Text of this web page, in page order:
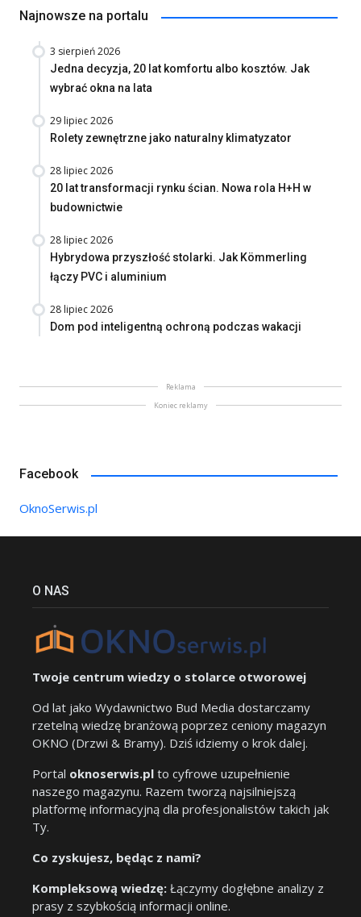
Najnowsze na portalu
3 sierpień 2026
Jedna decyzja, 20 lat komfortu albo kosztów. Jak
wybrać okna na lata
29 lipiec 2026
Rolety zewnętrzne jako naturalny klimatyzator
28 lipiec 2026
20 lat transformacji rynku ścian. Nowa rola H+H w
budownictwie
28 lipiec 2026
Hybrydowa przyszłość stolarki. Jak Kömmerling
łączy PVC i aluminium
28 lipiec 2026
Dom pod inteligentną ochroną podczas wakacji
Reklama
Koniec reklamy
Facebook
OknoSerwis.pl
O NAS
Twoje centrum wiedzy o stolarce otworowej
Od lat jako Wydawnictwo Bud Media dostarczamy
rzetelną wiedzę branżową poprzez ceniony magazyn
OKNO (Drzwi & Bramy). Dziś idziemy o krok dalej.
Portal oknoserwis.pl to cyfrowe uzupełnienie
naszego magazynu. Razem tworzą najsilniejszą
platformę informacyjną dla profesjonalistów takich jak
Ty.
Co zyskujesz, będąc z nami?
Kompleksową wiedzę: Łączymy dogłębne analizy z
prasy z szybkością informacji online.